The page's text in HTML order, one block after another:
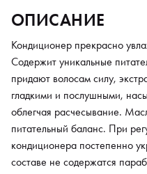
ОПИСАНИЕ
Кондиционер прекрасно
Содержит уникальные
придают волосам силу,
гладкими и послушными,
облегчая расчесывание.
питательный баланс. При
кондиционера постепенно
составе не содержатся